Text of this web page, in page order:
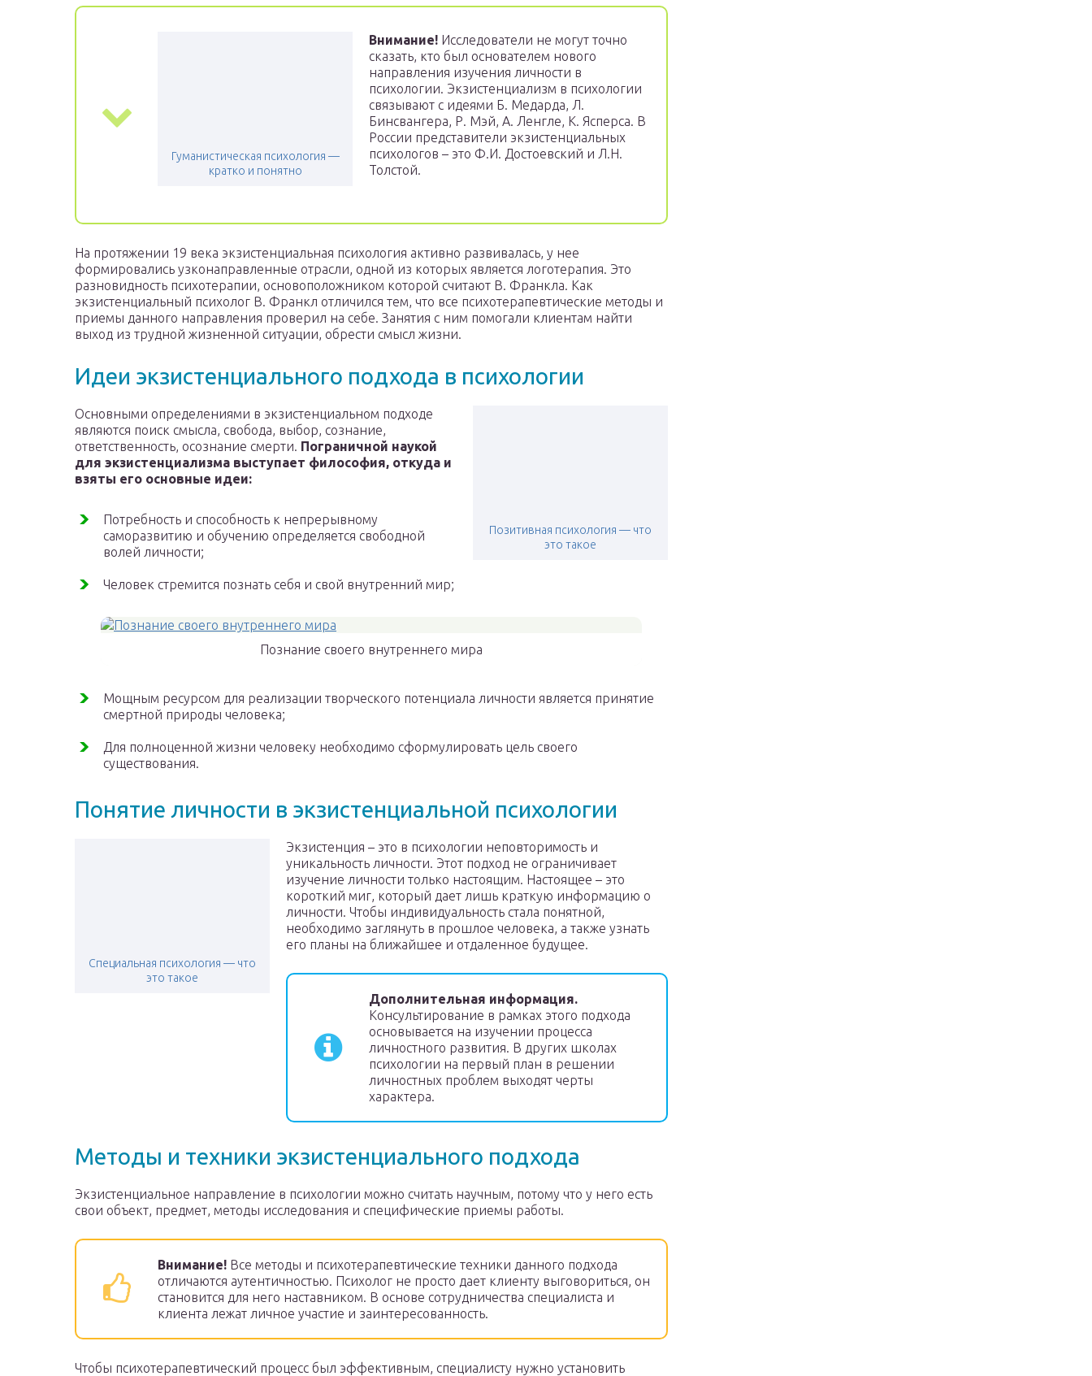
Гуманистическая психология —
кратко и понятно
Внимание! Исследователи не могут точно
сказать, кто был основателем нового
направления изучения личности в
психологии. Экзистенциализм в психологии
связывают с идеями Б. Медарда, Л.
Бинсвангера, Р. Мэй, А. Ленгле, К. Ясперса. В
России представители экзистенциальных
психологов – это Ф.И. Достоевский и Л.Н.
Толстой.
На протяжении 19 века экзистенциальная психология активно развивалась, у нее
формировались узконаправленные отрасли, одной из которых является логотерапия. Это
разновидность психотерапии, основоположником которой считают В. Франкла. Как
экзистенциальный психолог В. Франкл отличился тем, что все психотерапевтические методы и
приемы данного направления проверил на себе. Занятия с ним помогали клиентам найти
выход из трудной жизненной ситуации, обрести смысл жизни.
Идеи экзистенциального подхода в психологии
Позитивная психология — что
это такое
Основными определениями в экзистенциальном подходе
являются поиск смысла, свобода, выбор, сознание,
ответственность, осознание смерти. Пограничной наукой
для экзистенциализма выступает философия, откуда и
взяты его основные идеи:
Потребность и способность к непрерывному
саморазвитию и обучению определяется свободной
волей личности;
Человек стремится познать себя и свой внутренний мир;
Познание своего внутреннего мира
Мощным ресурсом для реализации творческого потенциала личности является принятие
смертной природы человека;
Для полноценной жизни человеку необходимо сформулировать цель своего
существования.
Понятие личности в экзистенциальной психологии
Специальная психология — что
это такое
Экзистенция – это в психологии неповторимость и
уникальность личности. Этот подход не ограничивает
изучение личности только настоящим. Настоящее – это
короткий миг, который дает лишь краткую информацию о
личности. Чтобы индивидуальность стала понятной,
необходимо заглянуть в прошлое человека, а также узнать
его планы на ближайшее и отдаленное будущее.
Дополнительная информация.
Консультирование в рамках этого подхода
основывается на изучении процесса
личностного развития. В других школах
психологии на первый план в решении
личностных проблем выходят черты
характера.
Методы и техники экзистенциального подхода
Экзистенциальное направление в психологии можно считать научным, потому что у него есть
свои объект, предмет, методы исследования и специфические приемы работы.
Внимание! Все методы и психотерапевтические техники данного подхода
отличаются аутентичностью. Психолог не просто дает клиенту выговориться, он
становится для него наставником. В основе сотрудничества специалиста и
клиента лежат личное участие и заинтересованность.
Чтобы психотерапевтический процесс был эффективным, специалисту нужно установить